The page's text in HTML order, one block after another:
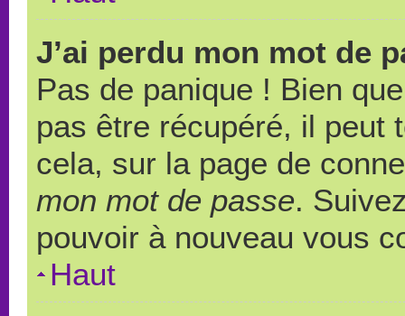
J’ai perdu mon mot de
Pas de panique ! Bien
pas être récupéré, il peut
cela, sur la page de
mon mot de passe.
pouvoir à nouveau vous
Haut